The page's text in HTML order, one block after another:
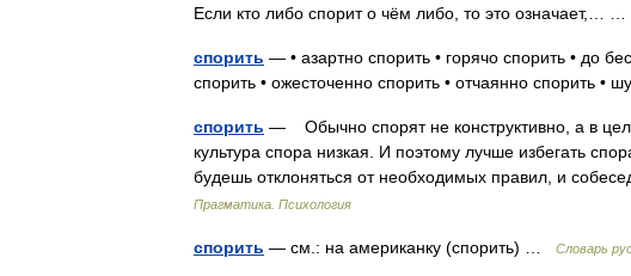
Если кто либо спорит о чём либо, то это означает,… …
спорить — • азартно спорить • горячо спорить • до
спорить • ожесточенно спорить • отчаянно спорить •
спорить — Обычно спорят не конструктивно, а в
культура спора низкая. И поэтому лучше избегать
будешь отклоняться от необходимых правил, и
Прагматика. Психология
спорить — см.: на американку (спорить) … Словарь